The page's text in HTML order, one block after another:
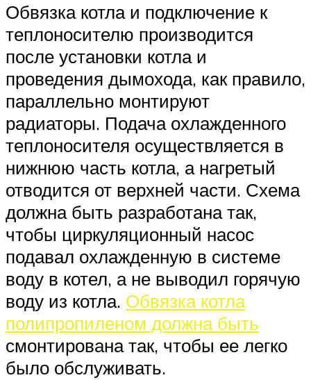
Обвязка котла и подключение к
теплоносителю производится
после установки котла и
проведения дымохода, как правило,
параллельно монтируют
радиаторы. Подача охлажденного
теплоносителя осуществляется в
нижнюю часть котла, а нагретый
отводится от верхней части. Схема
должна быть разработана так,
чтобы циркуляционный насос
подавал охлажденную в системе
воду в котел, а не выводил горячую
воду из котла. Обвязка котла
полипропиленом должна быть
смонтирована так, чтобы ее легко
было обслуживать.